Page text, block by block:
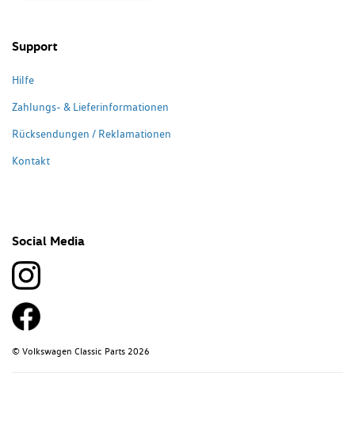
Support
Hilfe
Zahlungs- & Lieferinformationen
Rücksendungen / Reklamationen
Kontakt
Social Media
© Volkswagen Classic Parts 2026